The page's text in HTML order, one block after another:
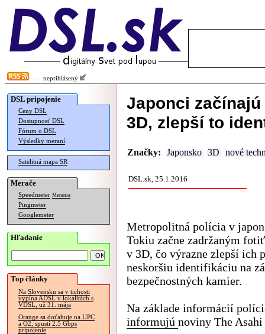
neprihlásený
DSL pripojenie
Ceny DSL
Dostupnosť DSL
Fórum o DSL
Výsledky meraní
Satelitná mapa SR
Merače
Speedmeter Merania
Pingmeter
Googlemeter
Hľadanie
Top články
Na Slovensku sa v tichosti
vypína ADSL v lokalitách s
VDSL, už 31. mája
Orange sa doťahuje na UPC
a O2, spustí 2.5 Gbps
pripojenie
Japonci
3D, zlepší to
Značky: Japonsko 3D nové
DSL.sk, 25.1.2016
Metropolitná polícia v
Tokiu začne zadržaným
v 3D, čo výrazne zlepší ich
neskoršiu identifikáciu na
bezpečnostných kamier.
Na základe informácií
informujú noviny The